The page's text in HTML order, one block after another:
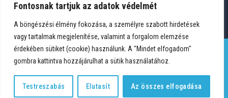
Fontosnak tartjuk az adatok védelmét
A böngészési élmény fokozása, a személyre szabott hirdetések
vagy tartalmak megjelenítése, valamint a forgalom elemzése
érdekében sütiket (cookie) használunk. A "Mindet elfogadom"
gombra kattintva hozzájárulhat a sütik használatához.
Testreszabás Elutasít Az összes elfogadása
Copyright 2026 © Medium Hungary Kft. Minden jog fenntartva.